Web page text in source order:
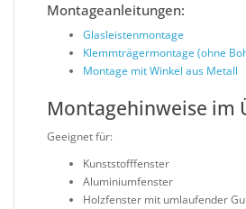
Montageanleitungen:
Glasleistenmontage
Klemmträgermontage (ohne
Montage mit Winkel aus Metall
Montagehinweise im
Geeignet für:
Kunststofffenster
Aluminiumfenster
Holzfenster mit umlaufender